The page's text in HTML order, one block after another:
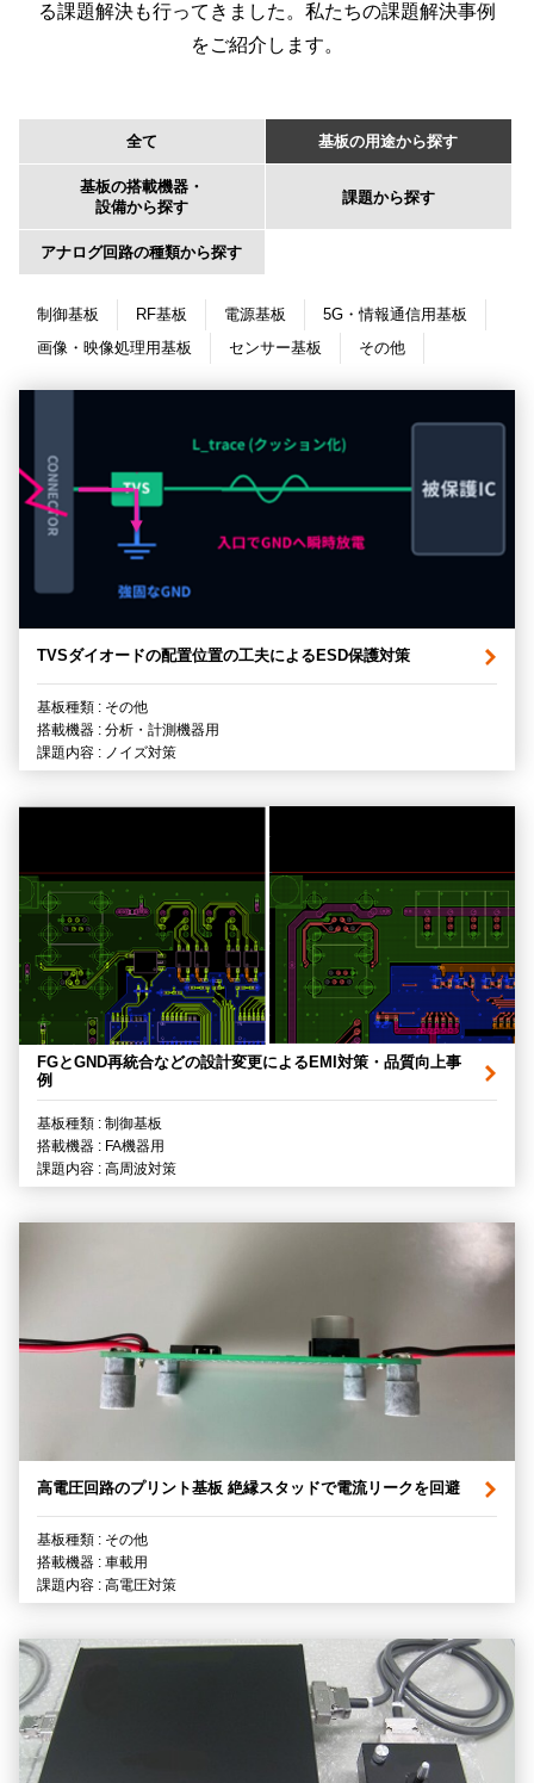
る課題解決も行ってきました。私たちの課題解決事例
をご紹介します。
全て 基板の用途から探す
基板の搭載機器・
設備から探す
課題から探す
アナログ回路の種類から探す
制御基板 RF基板 電源基板
5G・情報通信用基板
画像・映像処理用基板
センサー基板 その他
TVSダイオードの配置位置の工夫によるESD保護対策
基板種類 : その他
搭載機器 : 分析・計測機器用
課題内容 : ノイズ対策
FGとGND再統合などの設計変更によるEMI対策・品質向上事
例
基板種類 : 制御基板
搭載機器 : FA機器用
課題内容 : 高周波対策
高電圧回路のプリント基板 絶縁スタッドで電流リークを回避
基板種類 : その他
搭載機器 : 車載用
課題内容 : 高電圧対策